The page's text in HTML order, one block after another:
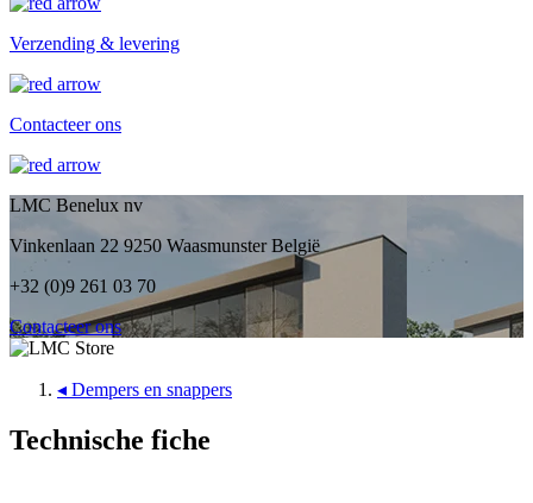
Verzending & levering
Contacteer ons
LMC Benelux nv
Vinkenlaan 22 9250 Waasmunster België
+32 (0)9 261 03 70
Contacteer ons
◂ Dempers en snappers
Technische fiche